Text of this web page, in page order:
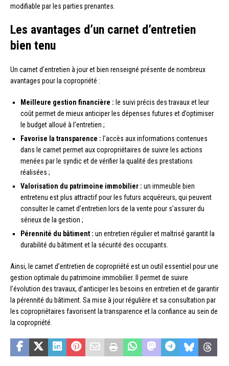
modifiable par les parties prenantes.
Les avantages d’un carnet d’entretien
bien tenu
Un carnet d’entretien à jour et bien renseigné présente de nombreux
avantages pour la copropriété :
Meilleure gestion financière : le suivi précis des travaux et leur
coût permet de mieux anticiper les dépenses futures et d’optimiser
le budget alloué à l’entretien ;
Favorise la transparence : l’accès aux informations contenues
dans le carnet permet aux copropriétaires de suivre les actions
menées par le syndic et de vérifier la qualité des prestations
réalisées ;
Valorisation du patrimoine immobilier : un immeuble bien
entretenu est plus attractif pour les futurs acquéreurs, qui peuvent
consulter le carnet d’entretien lors de la vente pour s’assurer du
sérieux de la gestion ;
Pérennité du bâtiment : un entretien régulier et maîtrisé garantit la
durabilité du bâtiment et la sécurité des occupants.
Ainsi, le carnet d’entretien de copropriété est un outil essentiel pour une
gestion optimale du patrimoine immobilier. Il permet de suivre
l’évolution des travaux, d’anticiper les besoins en entretien et de garantir
la pérennité du bâtiment. Sa mise à jour régulière et sa consultation par
les copropriétaires favorisent la transparence et la confiance au sein de
la copropriété.